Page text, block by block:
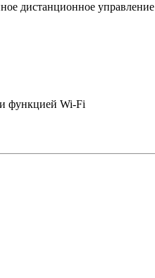
дистанционное управление
функцией Wi-Fi